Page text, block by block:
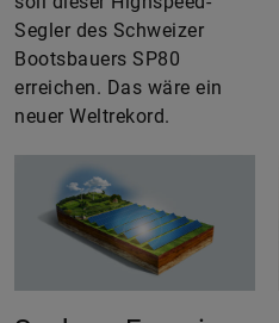
Segler des Schweizer
Bootsbauers SP80
erreichen. Das wäre ein
neuer Weltrekord.